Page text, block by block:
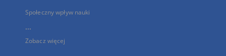
Społeczny wpływ nauki
...
Zobacz więcej